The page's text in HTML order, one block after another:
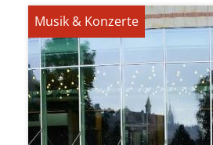
Musik & Konzerte